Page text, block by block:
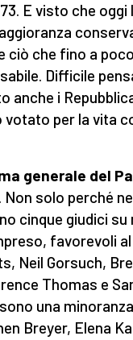
E visto che oggi
ciò che fino a
Difficile
anche i
votato per la vita
generale del
. Non solo perché
cinque giudici su
favorevoli
Neil Gorsuch,
Thomas e
una
Breyer, Elena